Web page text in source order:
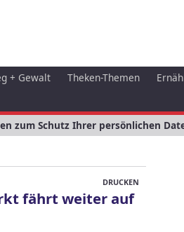
+ Gewalt Theken-Themen
zum Schutz Ihrer persönlichen
DRUCKEN
fährt weiter auf